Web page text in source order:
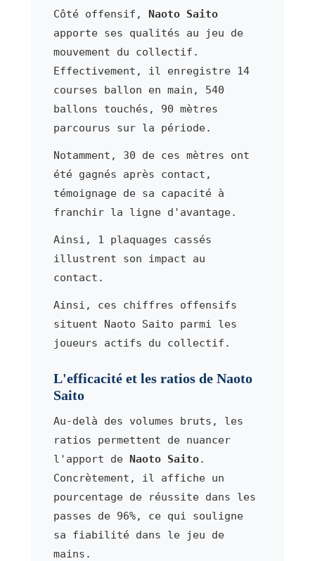
Côté offensif, Naoto Saito
apporte ses qualités au jeu de
mouvement du collectif.
Effectivement, il enregistre 14
courses ballon en main, 540
ballons touchés, 90 mètres
parcourus sur la période.
Notamment, 30 de ces mètres ont
été gagnés après contact,
témoignage de sa capacité à
franchir la ligne d'avantage.
Ainsi, 1 plaquages cassés
illustrent son impact au
contact.
Ainsi, ces chiffres offensifs
situent Naoto Saito parmi les
joueurs actifs du collectif.
L'efficacité et les ratios de Naoto
Saito
Au-delà des volumes bruts, les
ratios permettent de nuancer
l'apport de Naoto Saito.
Concrètement, il affiche un
pourcentage de réussite dans les
passes de 96%, ce qui souligne
sa fiabilité dans le jeu de
mains.